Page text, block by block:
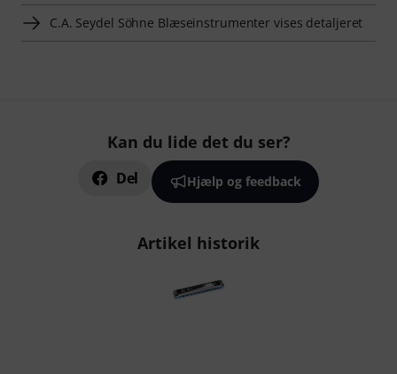
C.A. Seydel Söhne Blæseinstrumenter vises detaljeret
Kan du lide det du ser?
Del Hjælp og feedback
Artikel historik